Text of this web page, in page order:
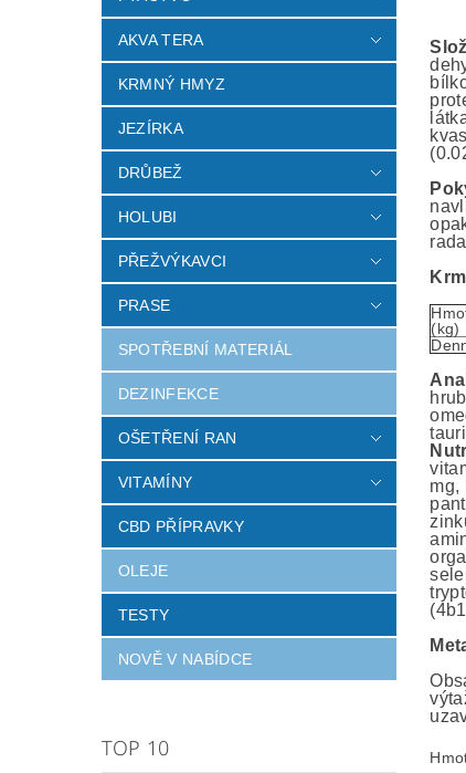
AKVA TERA
KRMNÝ HMYZ
JEZÍRKA
DRŮBEŽ
HOLUBI
PŘEŽVÝKAVCI
PRASE
SPOTŘEBNÍ MATERIÁL
DEZINFEKCE
OŠETŘENÍ RAN
VITAMÍNY
CBD PŘÍPRAVKY
OLEJE
TESTY
NOVĚ V NABÍDCE
TOP 10
(kg)
mg,